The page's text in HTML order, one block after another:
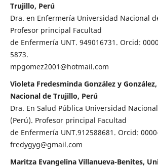
Trujillo, Perú
Dra. en Enfermería Universidad Nacional
Profesor principal Facultad
de Enfermería UNT. 949016731. Orcid:
5873.
mpgomez2001@hotmail.com
Violeta Fredesminda González y
Nacional de Trujillo, Perú
Dra. En Salud Pública Universidad
(Perú). Profesor principal Facultad
de Enfermería UNT.912588681. Orcid:
fredygyg@gmail.com
Maritza Evangelina Villanueva-Benites,